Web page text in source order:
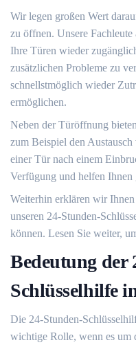
Wir legen großen Wert
zu öffnen.​ Unsere
Ihre Türen wieder
zusätzlichen Probleme zu
schnellstmöglich wieder
ermöglichen.​
Neben der Türöffnung
zum Beispiel den
einer Tür nach einem
Verfügung und helfen Ihnen
Weiterhin erklären wir
unseren 24-Stunden-
können.​ Lesen Sie weiter,
Bedeutung der
Schlüsselhilfe
Die 24-Stunden-
wichtige Rolle, wenn es um